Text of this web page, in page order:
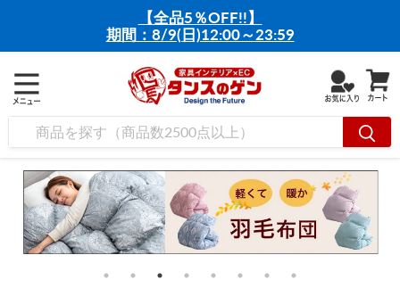
【全品5％OFF!!】
期間：8/9(日)12:00～23:59